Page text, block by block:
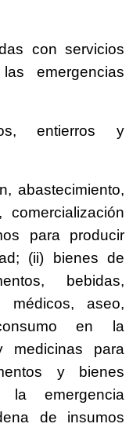
con servicios
emergencias
entierros y
abastecimiento,
comercialización
para producir
(ii) bienes de
bebidas,
médicos, aseo,
en la
medicinas para
y bienes
la emergencia
de insumos